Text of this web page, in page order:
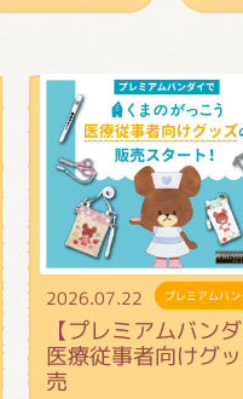
2026.07.22 プレミアムバ
【プレミアムバン
医療従事者向けグ
売